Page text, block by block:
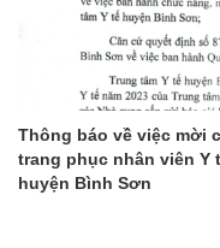
Thông báo về việc mời
trang phục nhân viên Y
huyện Bình Sơn